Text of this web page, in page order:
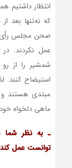
انتظار داشتیم
که نه‌تنها بعد
صحن مجلس رأی
عمل نکردند.
شمشیر را از
استیضاح کنند.
مبتدی هستند و
ماهی دلخواه خود
ـ به نظر شما
توانست عمل